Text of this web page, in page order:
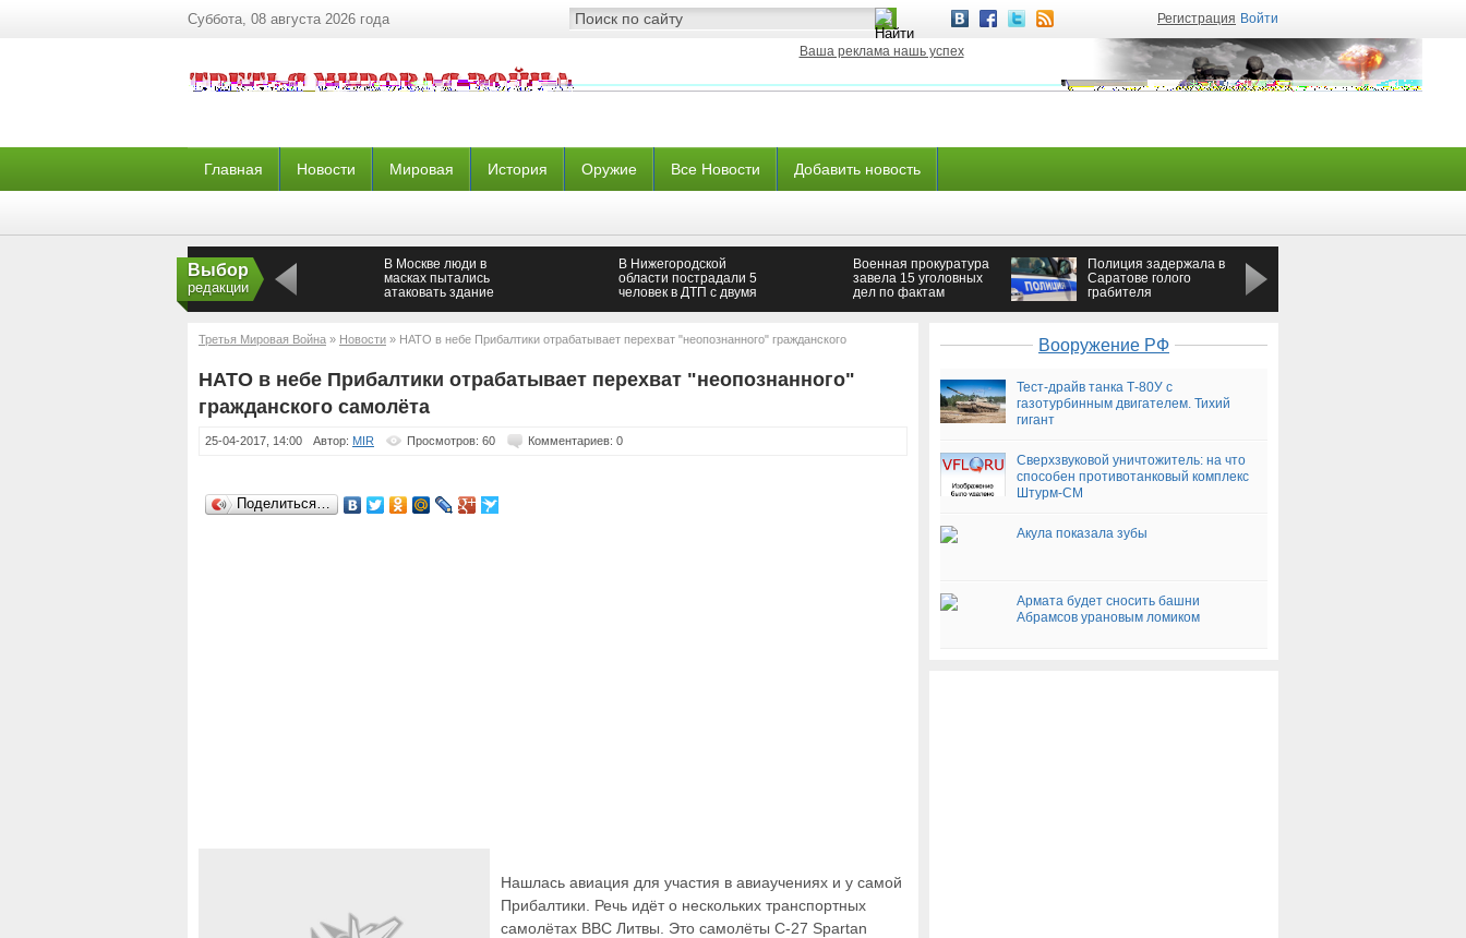
Суббота, 08 августа 2026 года Регистрация Войти
Ваша реклама нашь успех
Главная Новости Мировая История Оружие Все Новости Добавить новость
Выбор
редакции
В Москве люди в
масках пытались
атаковать здание
В Нижегородской
области пострадали 5
человек в ДТП с двумя
Военная прокуратура
завела 15 уголовных
дел по фактам
Полиция задержала в
Саратове голого
грабителя
Третья Мировая Война » Новости » НАТО в небе Прибалтики отрабатывает перехват "неопознанного" гражданского
самолёта
НАТО в небе Прибалтики отрабатывает перехват "неопознанного"
гражданского самолёта
25-04-2017, 14:00 Автор: MIR Просмотров: 60 Комментариев: 0
Поделиться…
Нашлась авиация для участия в авиаучениях и у самой
Прибалтики. Речь идёт о нескольких транспортных
самолётах ВВС Литвы. Это самолёты C-27 Spartan
Вооружение РФ
Тест-драйв танка Т-80У с
газотурбинным двигателем. Тихий
гигант
Сверхзвуковой уничтожитель: на что
способен противотанковый комплекс
Штурм-СМ
Акула показала зубы
Армата будет сносить башни
Абрамсов урановым ломиком